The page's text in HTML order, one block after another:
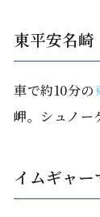
東平安名崎
車で約10分の
岬。シュノー
イムギャ